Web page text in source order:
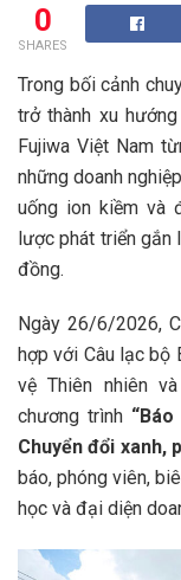
0
SHARES
Trong bối cảnh
trở thành xu
Fujiwa Việt Nam
những doanh
uống ion kiềm và
lược phát triển gắn
đồng.
Ngày 26/6/2026,
hợp với Câu lạc bộ
vệ Thiên nhiên
chương trình
Chuyển đổi xanh,
báo, phóng viên,
học và đại diện